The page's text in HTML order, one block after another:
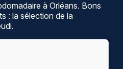
à Orléans. Bons
: la sélection de la